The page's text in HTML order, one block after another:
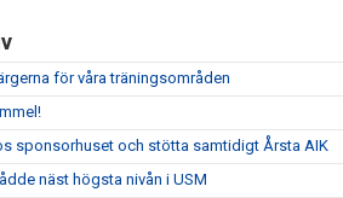
för våra träningsområden
sponsorhuset och stötta samtidigt Årsta AIK
näst högsta nivån i USM